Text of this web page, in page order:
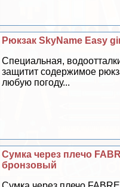
Рюкзак SkyName Easy
Специальная,
защитит содержимое
любую погоду...
Сумка через плечо
бронзовый